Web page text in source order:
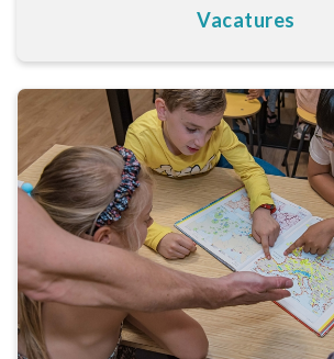
Vacatures